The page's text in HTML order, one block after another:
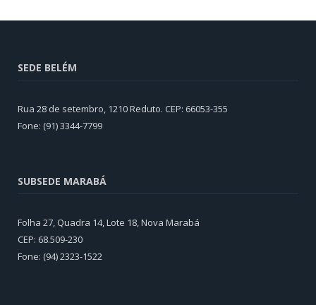
SEDE BELÉM
Rua 28 de setembro, 1210 Reduto. CEP: 66053-355
Fone: (91) 3344-7799
SUBSEDE MARABÁ
Folha 27, Quadra 14, Lote 18, Nova Marabá
CEP: 68.509-230
Fone: (94) 2323-1522